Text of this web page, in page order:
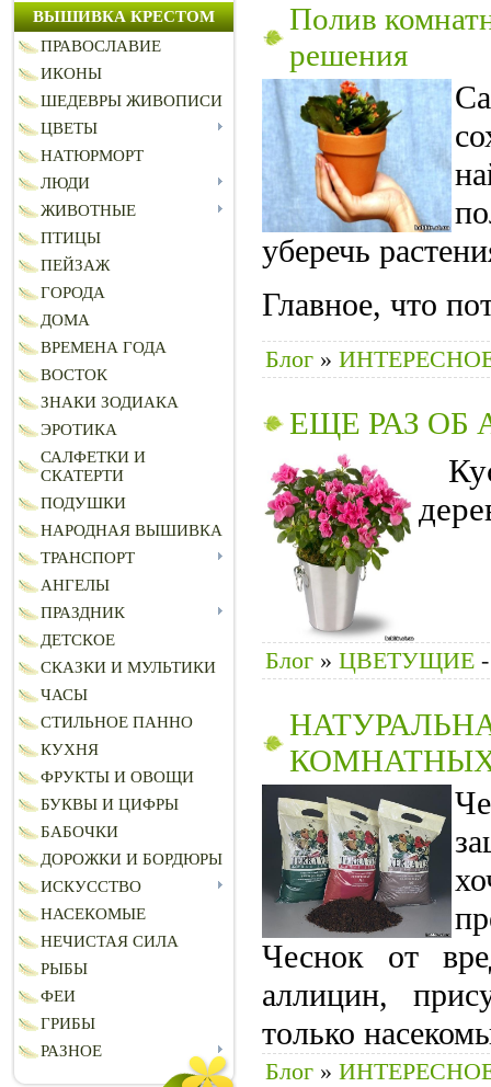
ВЫШИВКА КРЕСТОМ
ПРАВОСЛАВИЕ
ИКОНЫ
ШЕДЕВРЫ ЖИВОПИСИ
ЦВЕТЫ
НАТЮРМОРТ
ЛЮДИ
ЖИВОТНЫЕ
ПТИЦЫ
ПЕЙЗАЖ
ГОРОДА
ДОМА
ВРЕМЕНА ГОДА
ВОСТОК
ЗНАКИ ЗОДИАКА
ЭРОТИКА
САЛФЕТКИ И
СКАТЕРТИ
ПОДУШКИ
НАРОДНАЯ ВЫШИВКА
ТРАНСПОРТ
АНГЕЛЫ
ПРАЗДНИК
ДЕТСКОЕ
СКАЗКИ И МУЛЬТИКИ
ЧАСЫ
СТИЛЬНОЕ ПАННО
КУХНЯ
ФРУКТЫ И ОВОЩИ
БУКВЫ И ЦИФРЫ
БАБОЧКИ
ДОРОЖКИ И БОРДЮРЫ
ИСКУССТВО
НАСЕКОМЫЕ
НЕЧИСТАЯ СИЛА
РЫБЫ
ФЕИ
ГРИБЫ
РАЗНОЕ
Полив
решения
уберечь
Главное, что
Блог »
ЕЩЕ РАЗ ОБ
Блог » ЦВЕТУЩИЕ
Чеснок от
аллицин,
только
Блог »